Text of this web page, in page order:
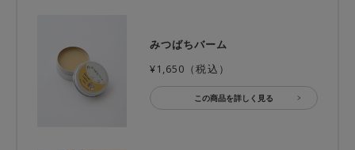
みつばちバーム
¥1,650（税込）
この商品を詳しく見る